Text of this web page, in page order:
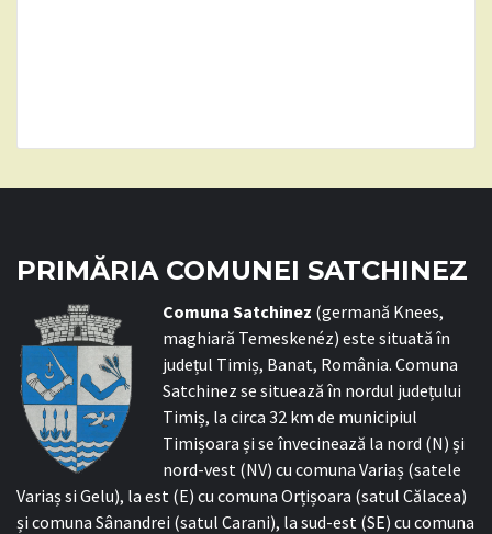
PRIMĂRIA COMUNEI SATCHINEZ
Comuna Satchinez (germană Knees,
maghiară Temeskenéz) este situată în
județul Timiș, Banat, România. Comuna
Satchinez se situează în nordul județului
Timiș, la circa 32 km de municipiul
Timișoara și se învecinează la nord (N) și
nord-vest (NV) cu comuna Variaș (satele
Variaș si Gelu), la est (E) cu comuna Orțișoara (satul Călacea)
și comuna Sânandrei (satul Carani), la sud-est (SE) cu comuna